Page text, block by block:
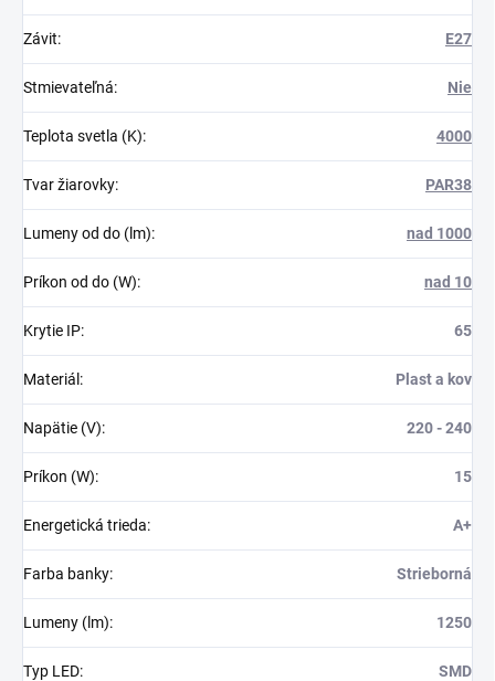
Závit: E27
Stmievateľná: Nie
Teplota svetla (K): 4000
Tvar žiarovky: PAR38
Lumeny od do (lm): nad 1000
Príkon od do (W): nad 10
Krytie IP: 65
Materiál : Plast a kov
Napätie (V): 220 - 240
Príkon (W): 15
Energetická trieda: A+
Farba banky: Strieborná
Lumeny (lm): 1250
Typ LED: SMD